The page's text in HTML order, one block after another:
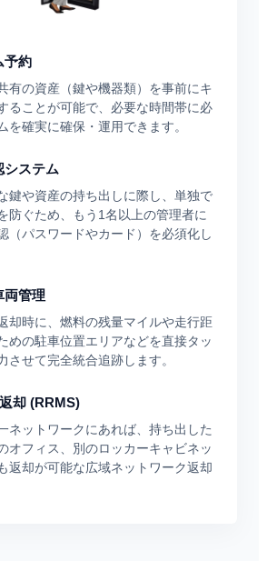
予約
有の資産（鍵や機器類）を事前にキ
ることが可能で、必要な時間帯に必
を確実に確保・運用できます。
システム
鍵や資産の持ち出しに際し、単独で
防ぐため、もう1名以上の管理者に
（パスワードやカード）を必須化し
両管理
却時に、燃料の残量マイルや走行距
めの駐車位置エリアなどを直接タッ
させて完全統合追跡します。
却 (RRMS)
ネットワークにあれば、持ち出した
オフィス、別のロッカーキャビネッ
返却が可能な広域ネットワーク返却